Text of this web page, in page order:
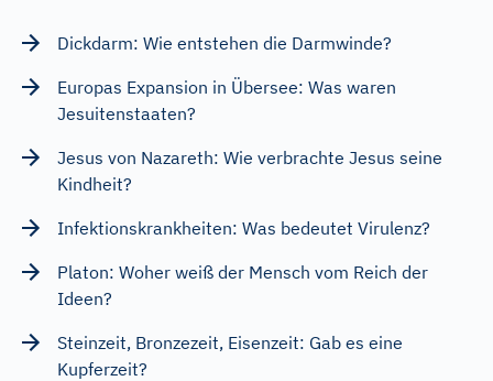
Dickdarm: Wie entstehen die Darmwinde?
Europas Expansion in Übersee: Was waren
Jesuitenstaaten?
Jesus von Nazareth: Wie verbrachte Jesus seine
Kindheit?
Infektionskrankheiten: Was bedeutet Virulenz?
Platon: Woher weiß der Mensch vom Reich der
Ideen?
Steinzeit, Bronzezeit, Eisenzeit: Gab es eine
Kupferzeit?